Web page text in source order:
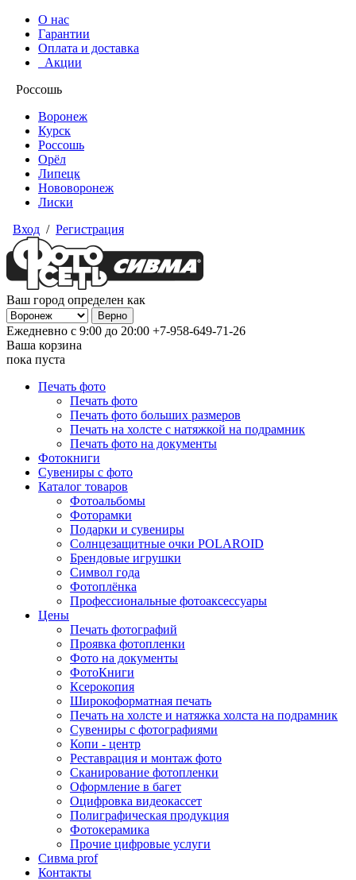
О нас
Гарантии
Оплата и доставка
Акции
Россошь
Воронеж
Курск
Россошь
Орёл
Липецк
Нововоронеж
Лиски
Вход / Регистрация
Ваш город определен как
Ежедневно с 9:00 до 20:00 +7-958-649-71-26
Ваша корзина
пока пуста
Печать фото
Печать фото
Печать фото больших размеров
Печать на холсте с натяжкой на подрамник
Печать фото на документы
Фотокниги
Сувениры с фото
Каталог товаров
Фотоальбомы
Фоторамки
Подарки и сувениры
Солнцезащитные очки POLAROID
Брендовые игрушки
Символ года
Фотоплёнка
Профессиональные фотоаксессуары
Цены
Печать фотографий
Проявка фотопленки
Фото на документы
ФотоКниги
Ксерокопия
Широкоформатная печать
Печать на холсте и натяжка холста на подрамник
Сувениры с фотографиями
Копи - центр
Реставрация и монтаж фото
Сканирование фотопленки
Оформление в багет
Оцифровка видеокассет
Полиграфическая продукция
Фотокерамика
Прочие цифровые услуги
Сивма prof
Контакты